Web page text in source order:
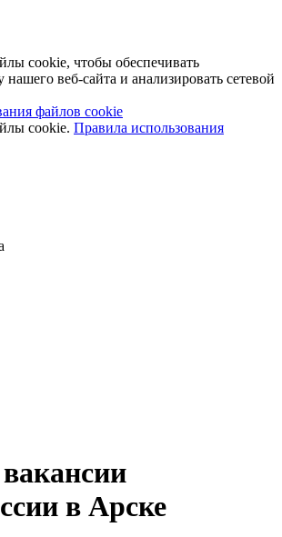
cookie, чтобы обеспечивать
веб-сайта и анализировать сетевой
файлов cookie
cookie. Правила использования
в Арске